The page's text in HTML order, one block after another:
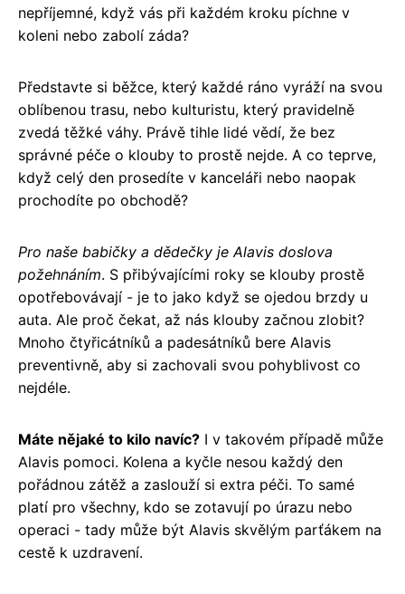
nepříjemné, když vás při každém kroku píchne v
koleni nebo zabolí záda?
Představte si běžce, který každé ráno vyráží na svou
oblíbenou trasu, nebo kulturistu, který pravidelně
zvedá těžké váhy. Právě tihle lidé vědí, že bez
správné péče o klouby to prostě nejde. A co teprve,
když celý den prosedíte v kanceláři nebo naopak
prochodíte po obchodě?
Pro naše babičky a dědečky je Alavis doslova
požehnáním. S přibývajícími roky se klouby prostě
opotřebovávají - je to jako když se ojedou brzdy u
auta. Ale proč čekat, až nás klouby začnou zlobit?
Mnoho čtyřicátníků a padesátníků bere Alavis
preventivně, aby si zachovali svou pohyblivost co
nejdéle.
Máte nějaké to kilo navíc? I v takovém případě může
Alavis pomoci. Kolena a kyčle nesou každý den
pořádnou zátěž a zaslouží si extra péči. To samé
platí pro všechny, kdo se zotavují po úrazu nebo
operaci - tady může být Alavis skvělým parťákem na
cestě k uzdravení.